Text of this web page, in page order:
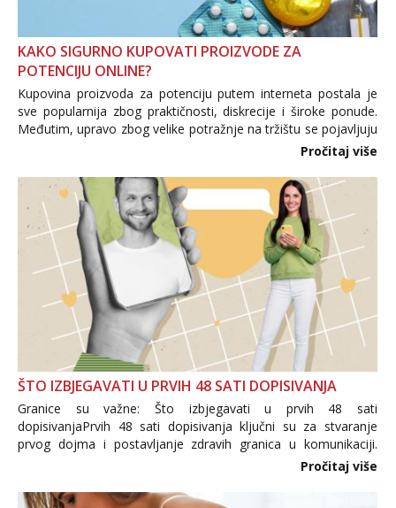
KAKO SIGURNO KUPOVATI PROIZVODE ZA
POTENCIJU ONLINE?
Kupovina proizvoda za potenciju putem interneta postala je
sve popularnija zbog praktičnosti, diskrecije i široke ponude.
Međutim, upravo zbog velike potražnje na tržištu se pojavljuju
i brojni krivotvoreni proizvodi, nepouzdane internetske
Pročitaj više
ŠTO IZBJEGAVATI U PRVIH 48 SATI DOPISIVANJA
Granice su važne: Što izbjegavati u prvih 48 sati
dopisivanjaPrvih 48 sati dopisivanja ključni su za stvaranje
prvog dojma i postavljanje zdravih granica u komunikaciji.
Važno je izbjeći prebrzo otkrivanje osobnih ili intimnih
informacija, jer nepoznata osoba još nije zaslužila to
povjerenje. Takođe...
Pročitaj više